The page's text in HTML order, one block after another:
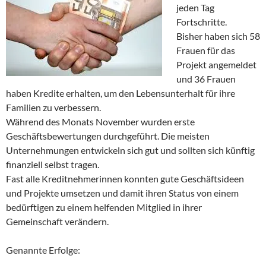
jeden Tag
Fortschritte.
Bisher haben sich 58
Frauen für das
Projekt angemeldet
und 36 Frauen
haben Kredite erhalten, um den Lebensunterhalt für ihre
Familien zu verbessern.
Während des Monats November wurden erste
Geschäftsbewertungen durchgeführt. Die meisten
Unternehmungen entwickeln sich gut und sollten sich künftig
finanziell selbst tragen.
Fast alle Kreditnehmerinnen konnten gute Geschäftsideen
und Projekte umsetzen und damit ihren Status von einem
bedürftigen zu einem helfenden Mitglied in ihrer
Gemeinschaft verändern.
Genannte Erfolge: